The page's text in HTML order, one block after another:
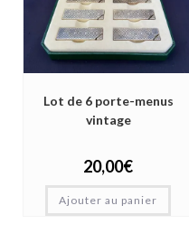
Lot de 6 porte-menus
vintage
20,00€
Ajouter au panier